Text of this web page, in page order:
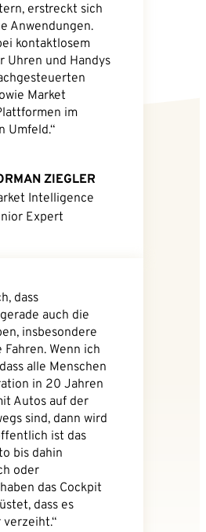
erstreckt sich
Anwendungen.
kontaktlosem
Uhren und Handys
Market
im
Umfeld.“
ZIEGLER
Intelligence
Expert
dass
auch die
insbesondere
Fahren. Wenn ich
alle Menschen
in 20 Jahren
Autos auf der
sind, dann wird
ist das
bis dahin
oder
das Cockpit
dass es